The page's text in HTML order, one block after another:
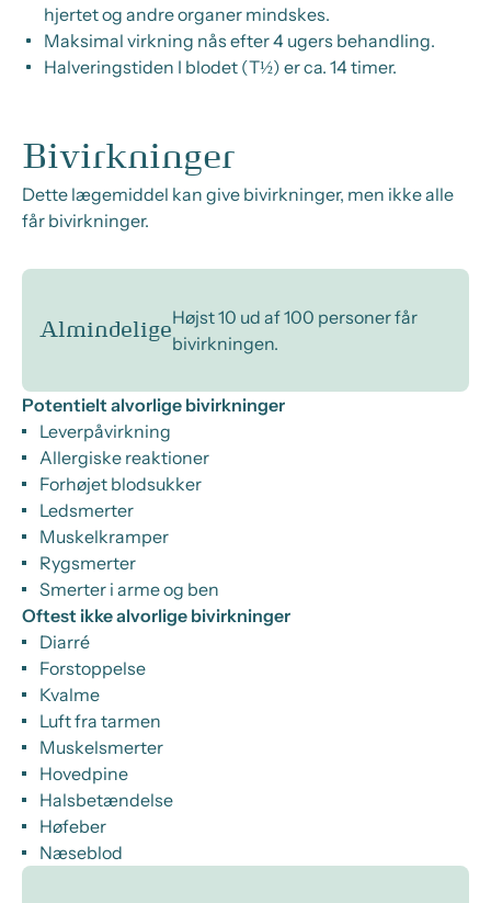
hjertet og andre organer mindskes.
Maksimal virkning nås efter 4 ugers behandling.
Halveringstiden I blodet (T½) er ca. 14 timer.
Bivirkninger
Dette lægemiddel kan give bivirkninger, men ikke alle
får bivirkninger.
Almindelige
Højst 10 ud af 100 personer får
bivirkningen.
Potentielt alvorlige bivirkninger
Leverpåvirkning
Allergiske reaktioner
Forhøjet blodsukker
Ledsmerter
Muskelkramper
Rygsmerter
Smerter i arme og ben
Oftest ikke alvorlige bivirkninger
Diarré
Forstoppelse
Kvalme
Luft fra tarmen
Muskelsmerter
Hovedpine
Halsbetændelse
Høfeber
Næseblod